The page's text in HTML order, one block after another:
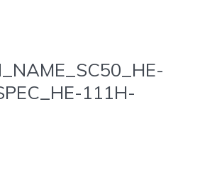
111H-